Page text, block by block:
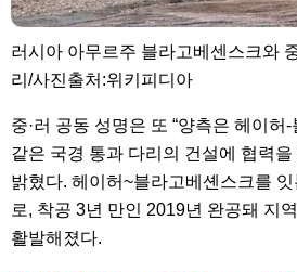
러시아 아무르주 블라고베센스크와
리/사진출처:위키피디아
중·러 공동 성명은 또 “양측은 헤이
같은 국경 통과 다리의 건설에 협력을
밝혔다. 헤이허~블라고베셴스크를
로, 착공 3년 만인 2019년 완공돼 지
활발해졌다.